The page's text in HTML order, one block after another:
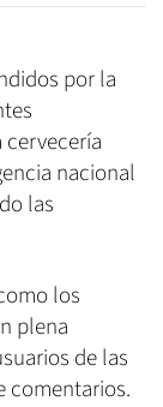
por la
cervecería
nacional
las
los
plena
de las
comentarios.